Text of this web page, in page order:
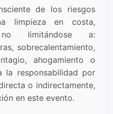
de los riesgos
limpieza en costa,
limitándose a:
sobrecalentamiento,
ahogamiento o
la responsabilidad por
o indirectamente,
en este evento.